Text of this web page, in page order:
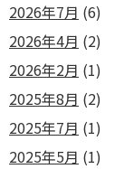
2026年7月 (6)
2026年4月 (2)
2026年2月 (1)
2025年8月 (2)
2025年7月 (1)
2025年5月 (1)